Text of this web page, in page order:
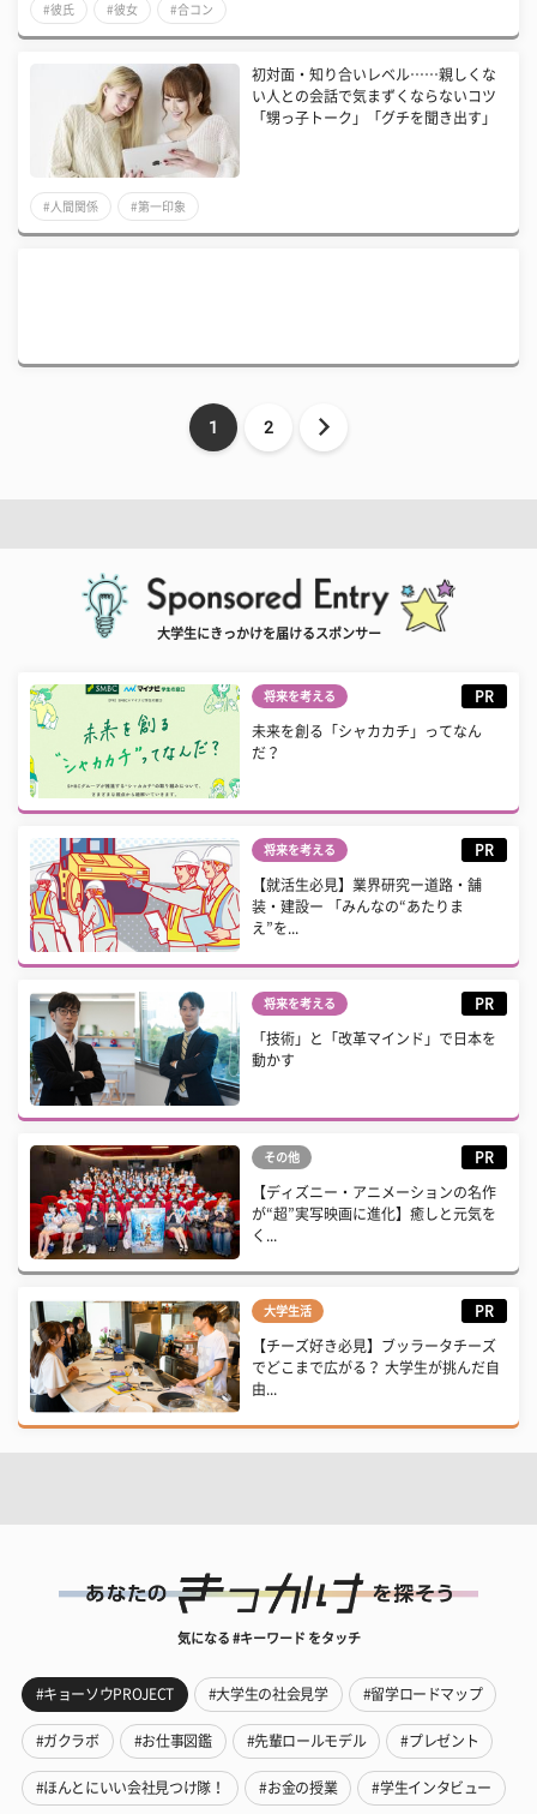
#彼氏 #彼女 #合コン
初対面・知り合いレベル……親しくな
い人との会話で気まずくならないコツ
「甥っ子トーク」「グチを聞き出す」
#人間関係 #第一印象
1 2
大学生にきっかけを届けるスポンサー
将来を考える PR
未来を創る「シャカカチ」ってなん
だ？
将来を考える PR
【就活生必見】業界研究ー道路・舗
装・建設ー 「みんなの“あたりま
え”を...
将来を考える PR
「技術」と「改革マインド」で日本を
動かす
その他 PR
【ディズニー・アニメーションの名作
が“超”実写映画に進化】癒しと元気を
く...
大学生活 PR
【チーズ好き必見】ブッラータチーズ
でどこまで広がる？ 大学生が挑んだ自
由...
気になる #キーワード をタッチ
#キョーソウPROJECT #大学生の社会見学 #留学ロードマップ
#ガクラボ #お仕事図鑑 #先輩ロールモデル #プレゼント
#ほんとにいい会社見つけ隊！ #お金の授業 #学生インタビュー